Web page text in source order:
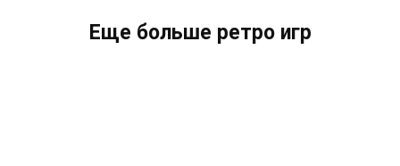
Еще больше ретро игр